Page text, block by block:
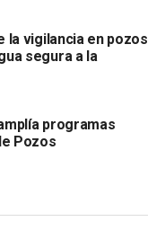
objetivo que se
rubro y con la
de la Guardia
a las familias
en plazas de las
la vigilancia en pozos
segura a la
programas
Pozos